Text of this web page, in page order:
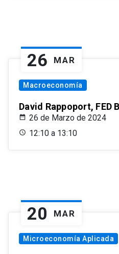
26 MAR
Macroeconomía
David Rappoport, FED
26 de Marzo de 2024
12:10 a 13:10
20 MAR
Microeconomía Aplicada